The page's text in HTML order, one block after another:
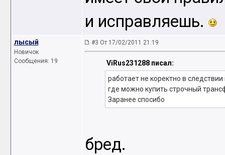
и исправляешь.
лысый
Новичок
Сообщения: 19
#3 От 17/02/2011 21:19
ViRus231288 писал:
работает не коректно в
где можно купить строчный
Заранее спосибо
бред.